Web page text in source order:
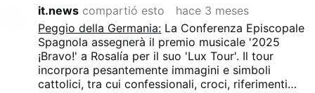
it.news compartió esto
hace 3 meses
Peggio della Germania: La Conferenza Episcopale
Spagnola assegnerà il premio musicale '2025
¡Bravo!' a Rosalía per il suo 'Lux Tour'. Il tour
incorpora pesantemente immagini e simboli
cattolici, tra cui confessionali, croci, riferimenti